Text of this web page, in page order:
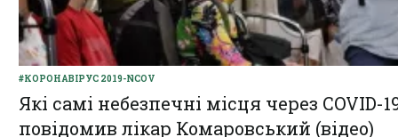
#КОРОНАВІРУС 2019-NCOV
Які самі небезпечні місця через COVID-
повідомив лікар Комаровський (відео)